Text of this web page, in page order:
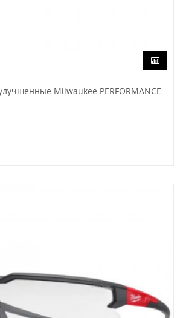
Milwaukee PERFORMANCE